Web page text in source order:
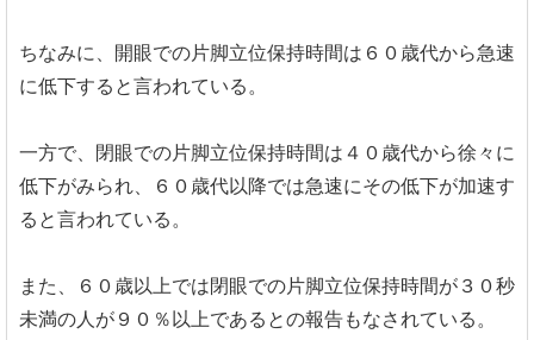
ちなみに、開眼での片脚立位保持時間は６０歳代から急速
に低下すると言われている。
一方で、閉眼での片脚立位保持時間は４０歳代から徐々に
低下がみられ、６０歳代以降では急速にその低下が加速す
ると言われている。
また、６０歳以上では閉眼での片脚立位保持時間が３０秒
未満の人が９０％以上であるとの報告もなされている。